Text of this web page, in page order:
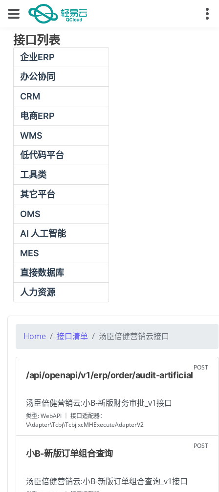
接口列表
企业ERP
办公协同
CRM
电商ERP
WMS
低代码平台
工具类
其它平台
OMS
AI 人工智能
MES
直接数据库
人力资源
Home 接口清单 汤臣倍健营销云接口
/api/openapi/v1/erp/order/audit-artificial
POST
汤臣倍健营销云:小B-新版财务审批_v1接口
类型: WebAPI ｜ 接口适配器：
\Adapter\Tcbj\TcbjjxcMHExecuteAdapterV2
小B-新版订单组合查询
POST
汤臣倍健营销云:小B-新版订单组合查询_v1接口